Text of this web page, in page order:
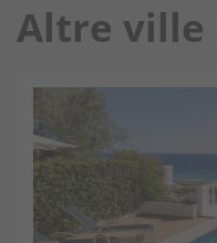
Altre ville